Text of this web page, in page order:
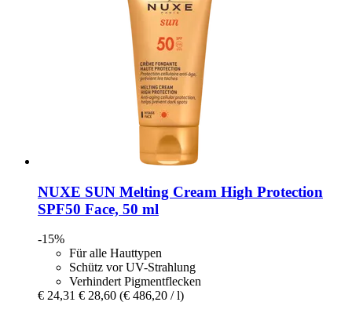
NUXE SUN Melting Cream High Protection
SPF50 Face, 50 ml
-15%
Für alle Hauttypen
Schütz vor UV-Strahlung
Verhindert Pigmentflecken
€ 24,31 € 28,60 (€ 486,20 / l)